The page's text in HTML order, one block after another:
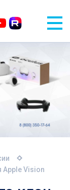
Apple Vision